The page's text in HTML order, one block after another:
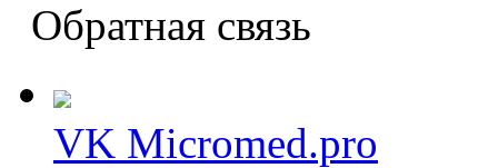
Обратная связь
VK Micromed.pro